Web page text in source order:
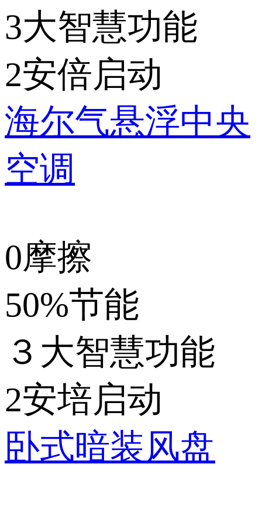
3大智慧功能
2安倍启动
海尔气悬浮中央
空调
0摩擦
50%节能
３大智慧功能
2安培启动
卧式暗装风盘